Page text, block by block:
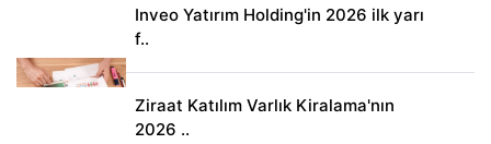
Inveo Yatırım Holding'in 2026 ilk yarı
f..
Ziraat Katılım Varlık Kiralama'nın
2026 ..